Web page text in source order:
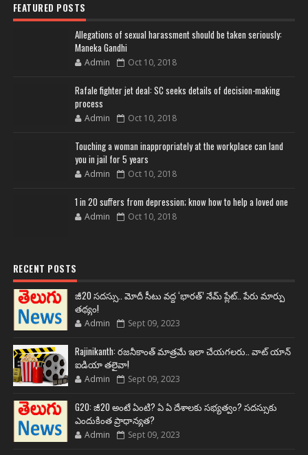
FEATURED POSTS
Allegations of sexual harassment should be taken seriously:
Maneka Gandhi
Admin Oct 10, 2018
Rafale fighter jet deal: SC seeks details of decision-making
process
Admin Oct 10, 2018
Touching a woman inappropriately at the workplace can land
you in jail for 5 years
Admin Oct 10, 2018
1 in 20 suffers from depression; know how to help a loved one
Admin Oct 10, 2018
RECENT POSTS
జీ20 సదస్సు.. మోదీ సీటు వద్ద ‘భారత్’ నేమ్ ప్లేట్‌.. పేరు మార్పు
తథ్యం!
Admin Sept 09, 2023
Rajinikanth: రజనీకాంత్ మాత్రమే ఇలా చేయగలరు.. వాట్ యాన్
ఐడియా తలైవా!
Admin Sept 09, 2023
G20: జీ20 అంటే ఏంటి? ఏ ఏ దేశాలకు సభ్యత్వం? సదస్సుకు
ఎందుకింత ప్రాధాన్యత?
Admin Sept 09, 2023